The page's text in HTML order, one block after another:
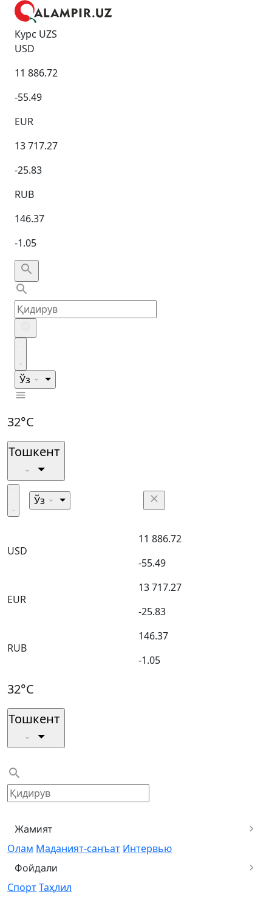
Курс UZS
USD
11 886.72
-55.49
EUR
13 717.27
-25.83
RUB
146.37
-1.05
Ўз
32°C
Тошкент
Ўз
USD
11 886.72
-55.49
EUR
13 717.27
-25.83
RUB
146.37
-1.05
32°C
Тошкент
Жамият
Олам Маданият-санъат Интервью
Фойдали
СпортТаҳлил